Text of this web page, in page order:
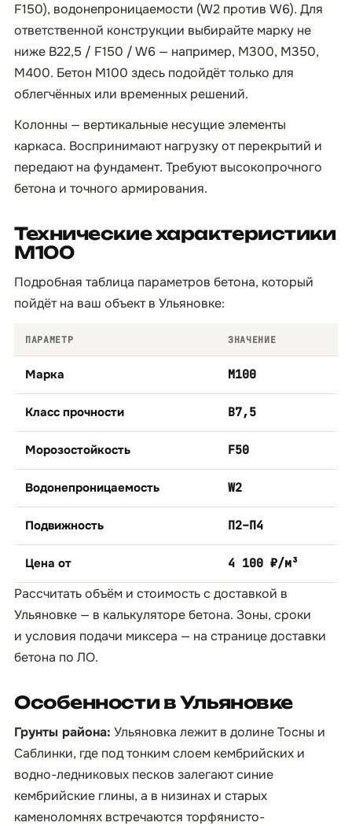
F150), водонепроницаемости (W2 против W6). Для
ответственной конструкции выбирайте марку не
ниже B22,5 / F150 / W6 — например, М300, M350,
М400. Бетон М100 здесь подойдёт только для
облегчённых или временных решений.
Колонны — вертикальные несущие элементы
каркаса. Воспринимают нагрузку от перекрытий и
передают на фундамент. Требуют высокопрочного
бетона и точного армирования.
Технические характеристики
М100
Подробная таблица параметров бетона, который
пойдёт на ваш объект в Ульяновке:
ПАРАМЕТР ЗНАЧЕНИЕ
Марка М100
Класс прочности B7,5
Морозостойкость F50
Водонепроницаемость W2
Подвижность П2–П4
Цена от 4 100 ₽/м³
Рассчитать объём и стоимость с доставкой в
Ульяновке — в калькуляторе бетона. Зоны, сроки
и условия подачи миксера — на страницедоставки
бетона по ЛО.
Особенности в Ульяновке
Грунты района: Ульяновка лежит в долине Тосны и
Саблинки, где под тонким слоем кембрийских и
водно-ледниковых песков залегают синие
кембрийские глины, а в низинах и старых
каменоломнях встречаются торфянисто-